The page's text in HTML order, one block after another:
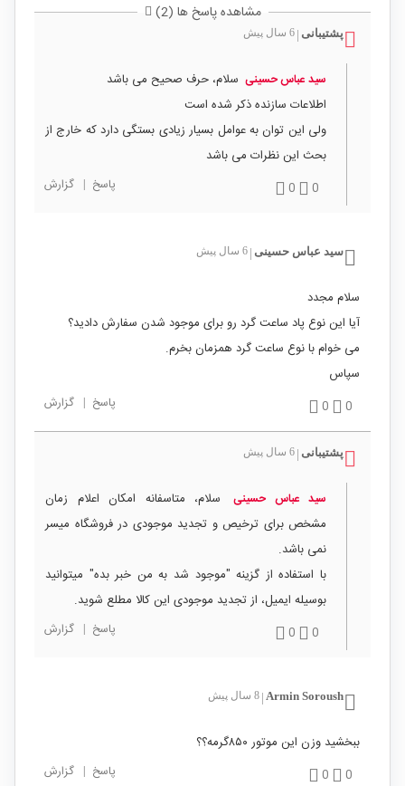
مشاهده پاسخ ها (2)
پشتیبانی 6 سال پیش
سید عباس حسینی سلام، حرف صحیح می باشد
اطلاعات سازنده ذکر شده است
ولی این توان به عوامل بسیار زیادی بستگی دارد که خارج از
بحث این نظرات می باشد
0
0 پاسخ | گزارش
سید عباس حسینی 6 سال پیش
سلام مجدد
آیا این نوع پاد ساعت گرد رو برای موجود شدن سفارش دادید؟
می خوام با نوع ساعت گرد همزمان بخرم.
سپاس
0
0 پاسخ | گزارش
پشتیبانی 6 سال پیش
سید عباس حسینی
سلام، متاسفانه امکان اعلام زمان
مشخص برای ترخیص و تجدید موجودی در فروشگاه میسر
نمی باشد.
با استفاده از گزینه "موجود شد به من خبر بده" میتوانید
بوسیله ایمیل، از تجدید موجودی این کالا مطلع شوید.
0
0 پاسخ | گزارش
Armin Soroush 8 سال پیش
ببخشید وزن این موتور ۸۵۰گرمه؟؟
0
0 پاسخ | گزارش